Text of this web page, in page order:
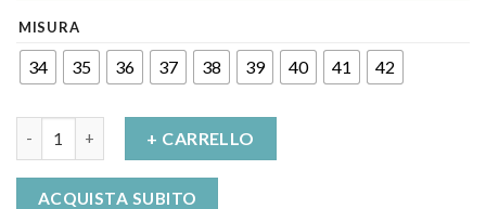
MISURA
34 35 36 37 38 39 40 41 42
+ CARRELLO
ACQUISTA SUBITO